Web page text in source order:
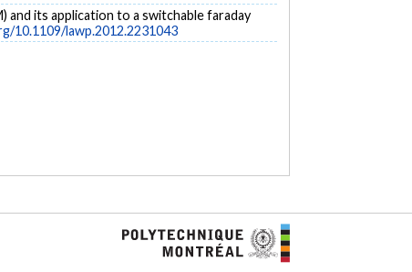
and its application to a switchable faraday
10.1109/lawp.2012.2231043